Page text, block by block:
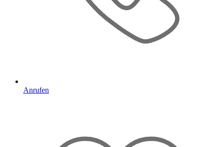
Anrufen